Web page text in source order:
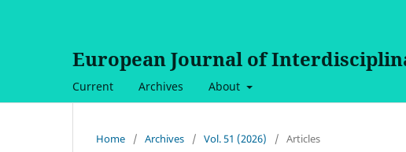
European Journal of
Current Archives About
Home / Archives / Vol. 51 (2026) / Articles